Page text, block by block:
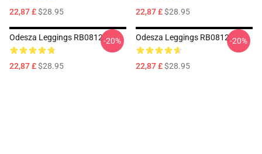
22,87 £$28.95 22,87 £$28.95
Odesza Leggings RB0812
22,87 £$28.95
-20% Odesza Leggings RB0812
22,87 £$28.95
-20%